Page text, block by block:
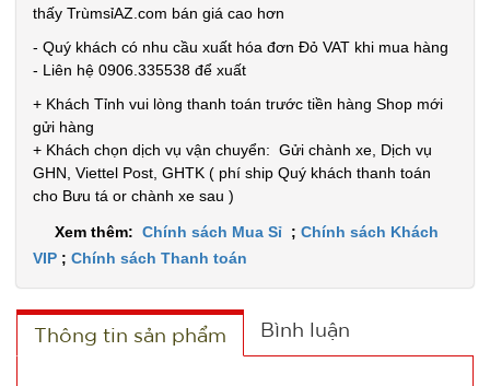
thấy TrùmsỉAZ.com bán giá cao hơn
- Quý khách có nhu cầu xuất hóa đơn Đỏ VAT khi mua hàng
- Liên hệ 0906.335538 để xuất
+ Khách Tỉnh vui lòng thanh toán trước tiền hàng Shop mới
gửi hàng
+ Khách chọn dịch vụ vận chuyển: Gửi chành xe, Dịch vụ
GHN, Viettel Post, GHTK ( phí ship Quý khách thanh toán
cho Bưu tá or chành xe sau )
Xem thêm: Chính sách Mua Sỉ ; Chính sách Khách
VIP ; Chính sách Thanh toán
Thông tin sản phẩm Bình luận
trắng giày
BÀN CHẢI
SP:
GIÁ:
5.500 đ